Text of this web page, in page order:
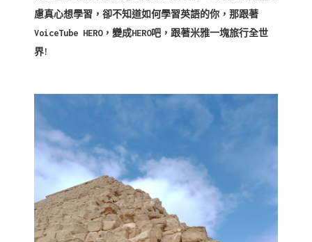
慮真心想學習，卻不知道如何學習英語的你，那跟著
VoiceTube HERO，變成HERO吧，跟著米雅一塊旅行全世
界!